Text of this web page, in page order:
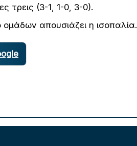
τρεις (3-1, 1-0, 3-0).
απουσιάζει η ισοπαλία.